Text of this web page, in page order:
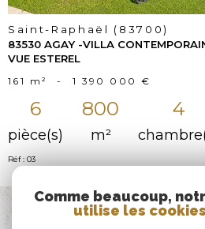
Saint-Raphaël (83700)
83530 AGAY -VILLA
VUE ESTEREL
161 m² - 1 390 000 €
6
pièce(s)
800
m²
4
Réf : 03
Comme beaucoup,
utilise les cookies